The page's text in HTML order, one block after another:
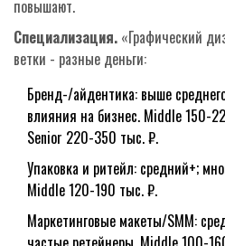
повышают.
Специализация. «Графический
ветки - разные деньги:
Бренд-/айдентика: выше
влияния на бизнес. Middle 150-
Senior 220-350 тыс. ₽.
Упаковка и ритейл: средний+;
Middle 120-190 тыс. ₽.
Маркетинговые макеты/SMM: